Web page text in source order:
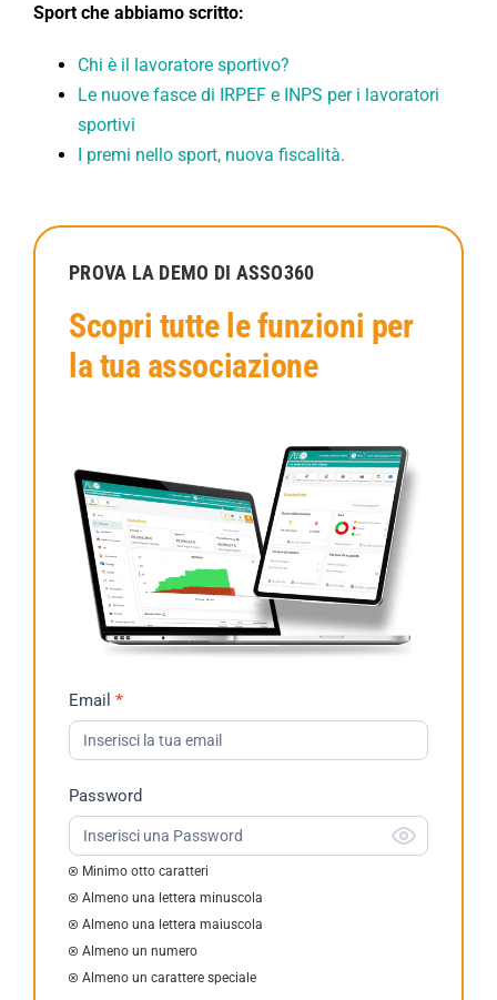
Sport che abbiamo scritto:
Chi è il lavoratore sportivo?
Le nuove fasce di IRPEF e INPS per i lavoratori
sportivi
I premi nello sport, nuova fiscalità.
PROVA LA DEMO DI ASSO360
Scopri tutte le funzioni per
la tua associazione
Richiesta
Demo
2023
Email *
Password
Minimo otto caratteri
Almeno una lettera minuscola
Almeno una lettera maiuscola
Almeno un numero
Almeno un carattere speciale